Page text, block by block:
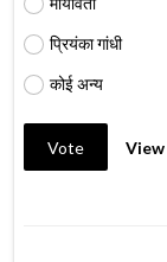
प्रियंका गांधी
कोई अन्य
Vote